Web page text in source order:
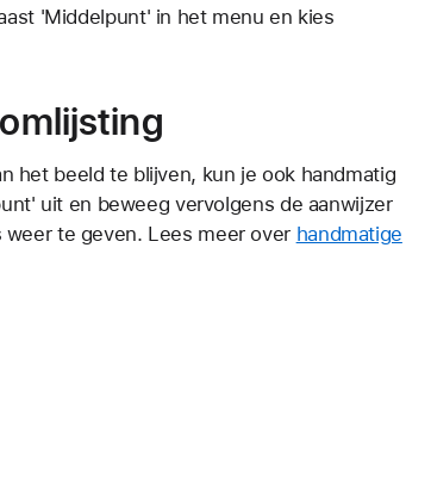
'Middelpunt' in het menu en kies
het beeld te blijven, kun je ook handmatig
uit en beweeg vervolgens de aanwijzer
weer te geven. Lees meer over handmatige